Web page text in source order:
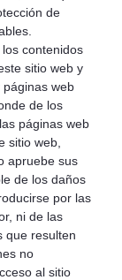
de
contenidos
sitio web y
web
de los
páginas web
sitio web,
apruebe sus
de los daños
por las
ni de las
que resulten
no
al sitio